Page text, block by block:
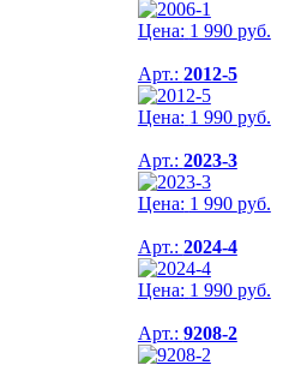
Цена: 1 990 руб.
Арт.: 2012-5
Цена: 1 990 руб.
Арт.: 2023-3
Цена: 1 990 руб.
Арт.: 2024-4
Цена: 1 990 руб.
Арт.: 9208-2